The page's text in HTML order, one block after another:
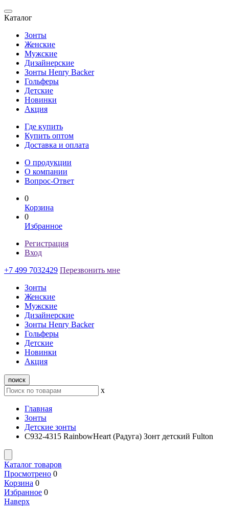
Каталог
Зонты
Женские
Мужские
Дизайнерские
Зонты Henry Backer
Гольферы
Детские
Новинки
Акция
Где купить
Купить оптом
Доставка и оплата
О продукции
О компании
Вопрос-Ответ
0
Корзина
0
Избранное
Регистрация
Вход
+7 499 7032429 Перезвонить мне
Зонты
Женские
Мужские
Дизайнерские
Зонты Henry Backer
Гольферы
Детские
Новинки
Акция
поиск
x
Главная
Зонты
Детские зонты
C932-4315 RainbowHeart (Радуга) Зонт детский Fulton
Каталог товаров
Просмотрено 0
Корзина 0
Избранное 0
Наверх